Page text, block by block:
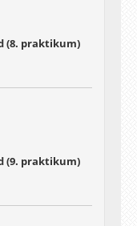
(8. praktikum)
(9. praktikum)